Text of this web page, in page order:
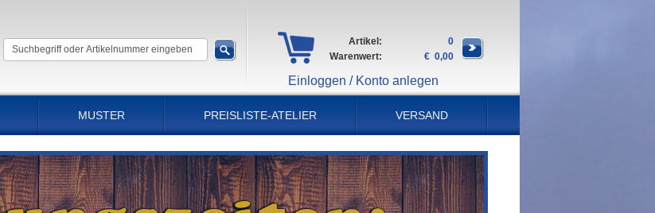
Artikel:
0
Warenwert:
€ 0,00
Einloggen / Konto anlegen
MUSTER PREISLISTE-ATELIER VERSAND